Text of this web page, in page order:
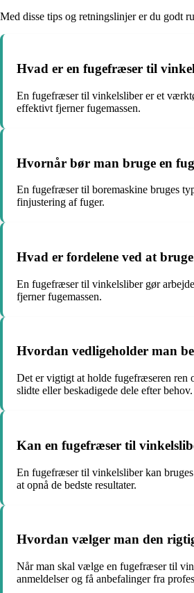
Med disse tips og retningslinjer er du godt
Hvad er en fugefræser til
En fugefræser til vinkelsliber er et
effektivt fjerner fugemassen.
Hvornår bør man bruge en
En fugefræser til boremaskine bruges
finjustering af fuger.
Hvad er fordelene ved at
En fugefræser til vinkelsliber gør
fjerner fugemassen.
Hvordan vedligeholder man
Det er vigtigt at holde fugefræseren ren
slidte eller beskadigede dele efter behov.
Kan en fugefræser til
En fugefræser til vinkelsliber kan
at opnå de bedste resultater.
Hvordan vælger man den
Når man skal vælge en fugefræser til
anmeldelser og få anbefalinger fra